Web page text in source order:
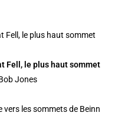
Fell, le plus haut sommet
Jones